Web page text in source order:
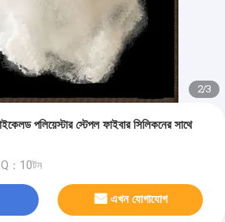
2/3
পলিয়েস্টার স্টেপল ফাইবার সিলিকনের সাথে
：10টন
এখন যোগাযোগ